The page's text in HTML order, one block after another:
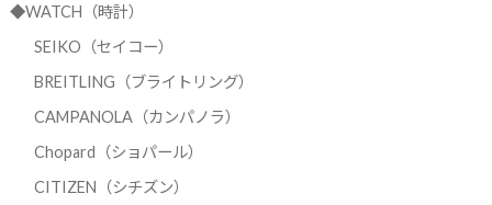
◆WATCH（時計）
SEIKO（セイコー）
BREITLING（ブライトリング）
CAMPANOLA（カンパノラ）
Chopard（ショパール）
CITIZEN（シチズン）